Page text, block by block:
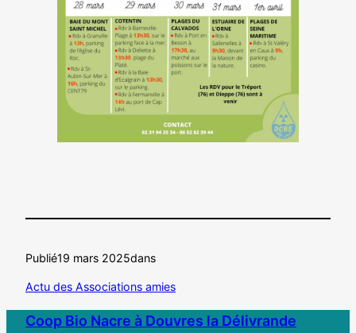
Publié19 mars 2025dans
Actu des Associations amies
Coop Bio Nacre à Douvres la Délivrande